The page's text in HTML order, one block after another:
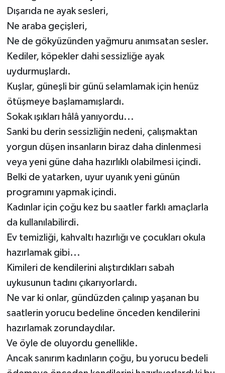
Dışarıda ne ayak sesleri,
Ne araba geçişleri,
Ne de gökyüzünden yağmuru anımsatan sesler.
Kediler, köpekler dahi sessizliğe ayak
uydurmuşlardı.
Kuşlar, güneşli bir günü selamlamak için henüz
ötüşmeye başlamamışlardı.
Sokak ışıkları hâlâ yanıyordu...
Sanki bu derin sessizliğin nedeni, çalışmaktan
yorgun düşen insanların biraz daha dinlenmesi
veya yeni güne daha hazırlıklı olabilmesi içindi.
Belki de yatarken, uyur uyanık yeni günün
programını yapmak içindi.
Kadınlar için çoğu kez bu saatler farklı amaçlarla
da kullanılabilirdi.
Ev temizliği, kahvaltı hazırlığı ve çocukları okula
hazırlamak gibi...
Kimileri de kendilerini alıştırdıkları sabah
uykusunun tadını çıkarıyorlardı.
Ne var ki onlar, gündüzden çalınıp yaşanan bu
saatlerin yorucu bedeline önceden kendilerini
hazırlamak zorundaydılar.
Ve öyle de oluyordu genellikle.
Ancak sanırım kadınların çoğu, bu yorucu bedeli